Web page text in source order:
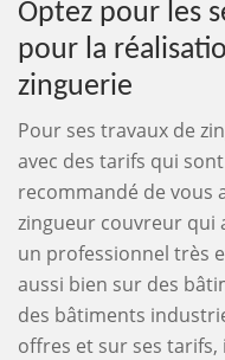
Optez pour les
pour la
zinguerie
Pour ses travaux de
avec des tarifs qui
recommandé de vous
zingueur couvreur qui
un professionnel très
aussi bien sur des
des bâtiments
offres et sur ses